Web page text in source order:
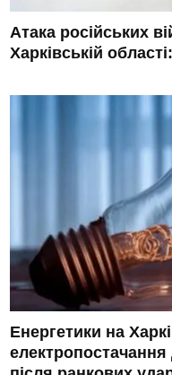
Атака російських
Харківській
Енергетики на